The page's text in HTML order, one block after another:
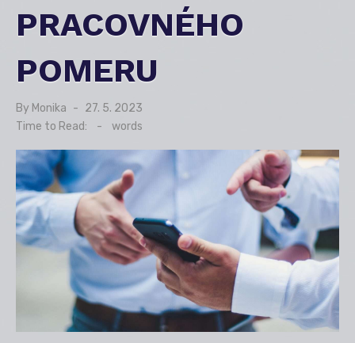
PRACOVNÉHO
POMERU
By Monika
Posted
on
27. 5. 2023
Time to Read:
- words